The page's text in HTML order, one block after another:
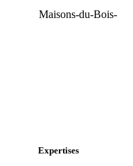
Maisons-du-Bois-
Expertises